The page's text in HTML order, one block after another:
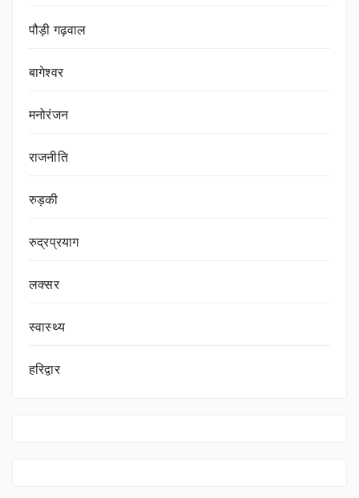
पौड़ी गढ़वाल
बागेश्वर
मनोरंजन
राजनीति
रुड़की
रुद्रप्रयाग
लक्सर
स्वास्थ्य
हरिद्वार